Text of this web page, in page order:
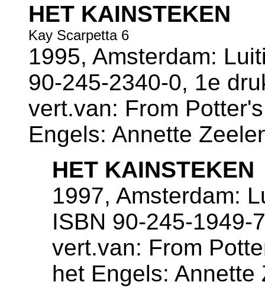
HET KAINSTEKEN
Kay Scarpetta 6
1995, Amsterdam:
90-245-2340-0, 1e
vert.van: From
Engels: Annette
HET KAINSTEKEN
1997, Amsterdam:
ISBN 90-245-1949-
vert.van: From
het Engels: Annette